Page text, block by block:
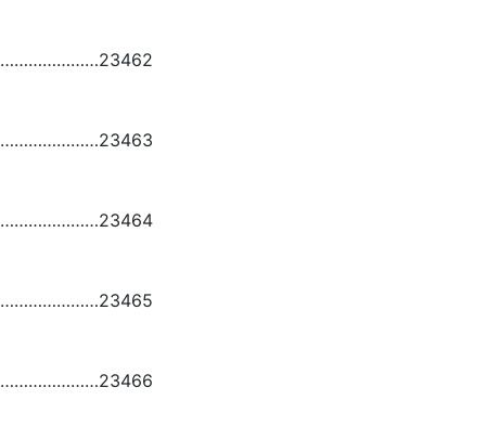
…………………23462
…………………23463
…………………23464
…………………23465
…………………23466